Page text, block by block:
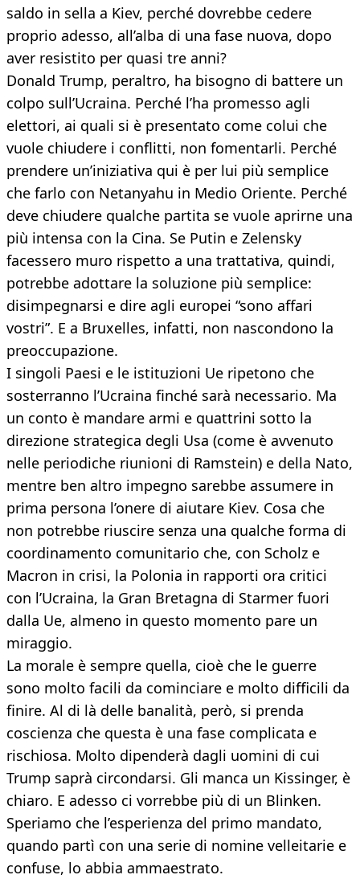
saldo in sella a Kiev, perché dovrebbe cedere
proprio adesso, all’alba di una fase nuova, dopo
aver resistito per quasi tre anni?
Donald Trump, peraltro, ha bisogno di battere un
colpo sull’Ucraina. Perché l’ha promesso agli
elettori, ai quali si è presentato come colui che
vuole chiudere i conflitti, non fomentarli. Perché
prendere un’iniziativa qui è per lui più semplice
che farlo con Netanyahu in Medio Oriente. Perché
deve chiudere qualche partita se vuole aprirne una
più intensa con la Cina. Se Putin e Zelensky
facessero muro rispetto a una trattativa, quindi,
potrebbe adottare la soluzione più semplice:
disimpegnarsi e dire agli europei “sono affari
vostri”. E a Bruxelles, infatti, non nascondono la
preoccupazione.
I singoli Paesi e le istituzioni Ue ripetono che
sosterranno l’Ucraina finché sarà necessario. Ma
un conto è mandare armi e quattrini sotto la
direzione strategica degli Usa (come è avvenuto
nelle periodiche riunioni di Ramstein) e della Nato,
mentre ben altro impegno sarebbe assumere in
prima persona l’onere di aiutare Kiev. Cosa che
non potrebbe riuscire senza una qualche forma di
coordinamento comunitario che, con Scholz e
Macron in crisi, la Polonia in rapporti ora critici
con l’Ucraina, la Gran Bretagna di Starmer fuori
dalla Ue, almeno in questo momento pare un
miraggio.
La morale è sempre quella, cioè che le guerre
sono molto facili da cominciare e molto difficili da
finire. Al di là delle banalità, però, si prenda
coscienza che questa è una fase complicata e
rischiosa. Molto dipenderà dagli uomini di cui
Trump saprà circondarsi. Gli manca un Kissinger, è
chiaro. E adesso ci vorrebbe più di un Blinken.
Speriamo che l’esperienza del primo mandato,
quando partì con una serie di nomine velleitarie e
confuse, lo abbia ammaestrato.